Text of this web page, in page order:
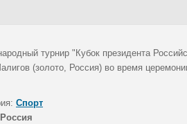
турнир "Кубок президента
(золото, Россия) во время
Спорт
Россия